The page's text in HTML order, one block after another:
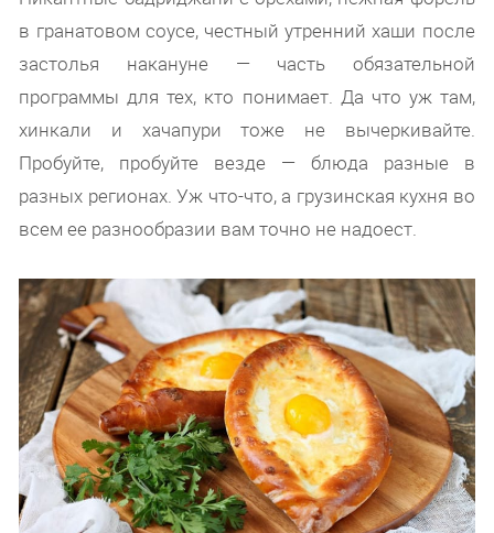
в гранатовом соусе, честный утренний хаши после
застолья накануне — часть обязательной
программы для тех, кто понимает. Да что уж там,
хинкали и хачапури тоже не вычеркивайте.
Пробуйте, пробуйте везде — блюда разные в
разных регионах. Уж что-что, а грузинская кухня во
всем ее разнообразии вам точно не надоест.